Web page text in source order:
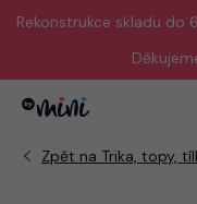
Rekonstrukce skladu do